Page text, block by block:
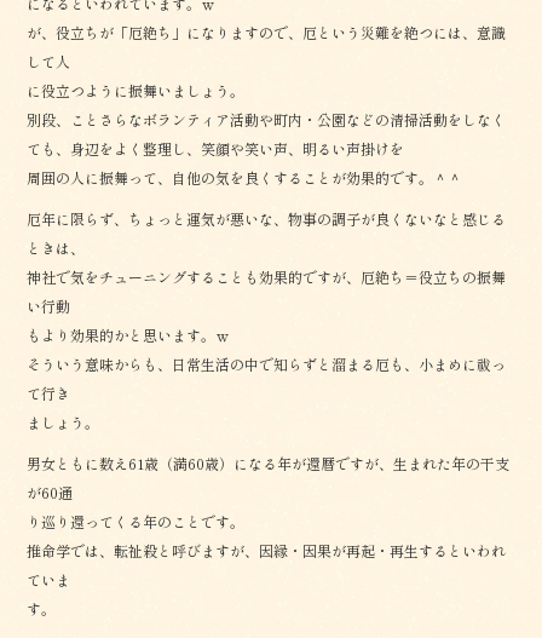
が、役立ちが「厄絶ち」になりますので、厄という災難を絶つには、意識
して人
に役立つように振舞いましょう。
別段、ことさらなボランティア活動や町内・公園などの清掃活動をしなく
ても、身辺をよく整理し、笑顔や笑い声、明るい声掛けを
周囲の人に振舞って、自他の気を良くすることが効果的です。＾＾
厄年に限らず、ちょっと運気が悪いな、物事の調子が良くないなと感じる
ときは、
神社で気をチューニングすることも効果的ですが、厄絶ち＝役立ちの振舞
い行動
もより効果的かと思います。ｗ
そういう意味からも、日常生活の中で知らずと溜まる厄も、小まめに祓っ
て行き
ましょう。
男女ともに数え61歳（満60歳）になる年が還暦ですが、生まれた年の干支
が60通
り巡り還ってくる年のことです。
推命学では、転祉殺と呼びますが、因縁・因果が再起・再生するといわれ
ていま
す。